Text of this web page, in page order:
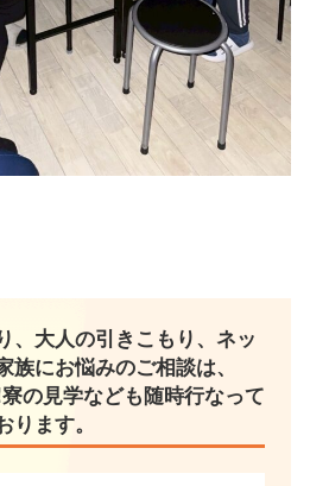
、大人の引きこもり、ネッ
族にお悩みのご相談は、
の見学なども随時行なって
ります。